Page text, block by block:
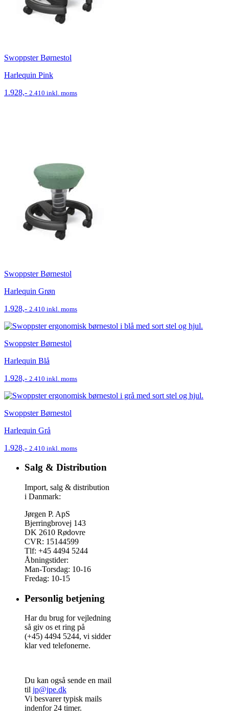
Swoppster Børnestol
Harlequin Pink
1.928,- 2.410 inkl. moms
Swoppster Børnestol
Harlequin Grøn
1.928,- 2.410 inkl. moms
Swoppster Børnestol
Harlequin Blå
1.928,- 2.410 inkl. moms
Swoppster Børnestol
Harlequin Grå
1.928,- 2.410 inkl. moms
Salg & Distribution
Import, salg & distribution
i Danmark:
Jørgen P. ApS
Bjerringbrovej 143
DK 2610 Rødovre
CVR: 15144599
Tlf: +45 4494 5244
Åbningstider:
Man-Torsdag: 10-16
Fredag: 10-15
Personlig betjening
Har du brug for vejledning
så giv os et ring på
(+45) 4494 5244, vi sidder
klar ved telefonerne.
Du kan også sende en mail
til jp@jpe.dk
Vi besvarer typisk mails
indenfor 24 timer.